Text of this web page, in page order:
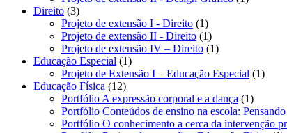
Direito 33
produtos
Projeto de extensão I - Direito 11
produto
Projeto de extensão II - Direito 11
produto
Projeto de extensão IV – Direito 11
Educação Especial 11
produto
Projeto de Extensão I – Educação Especial 11
Educação Física 1212
produtos
Portfólio A expressão corporal e a dança 11
produto
Portfólio Conteúdos de ensino na escola:
Portfólio O conhecimento a cerca da intervenção